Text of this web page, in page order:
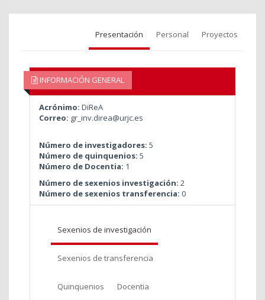
Presentación Personal Proyectos
INFORMACIÓN GENERAL
Acrónimo: DiReA
Correo: gr_inv.direa@urjc.es
Número de investigadores: 5
Número de quinquenios: 5
Número de Docentia: 1
Número de sexenios investigación: 2
Número de sexenios transferencia: 0
Sexenios de investigación
Sexenios de transferencia
Quinquenios Docentia